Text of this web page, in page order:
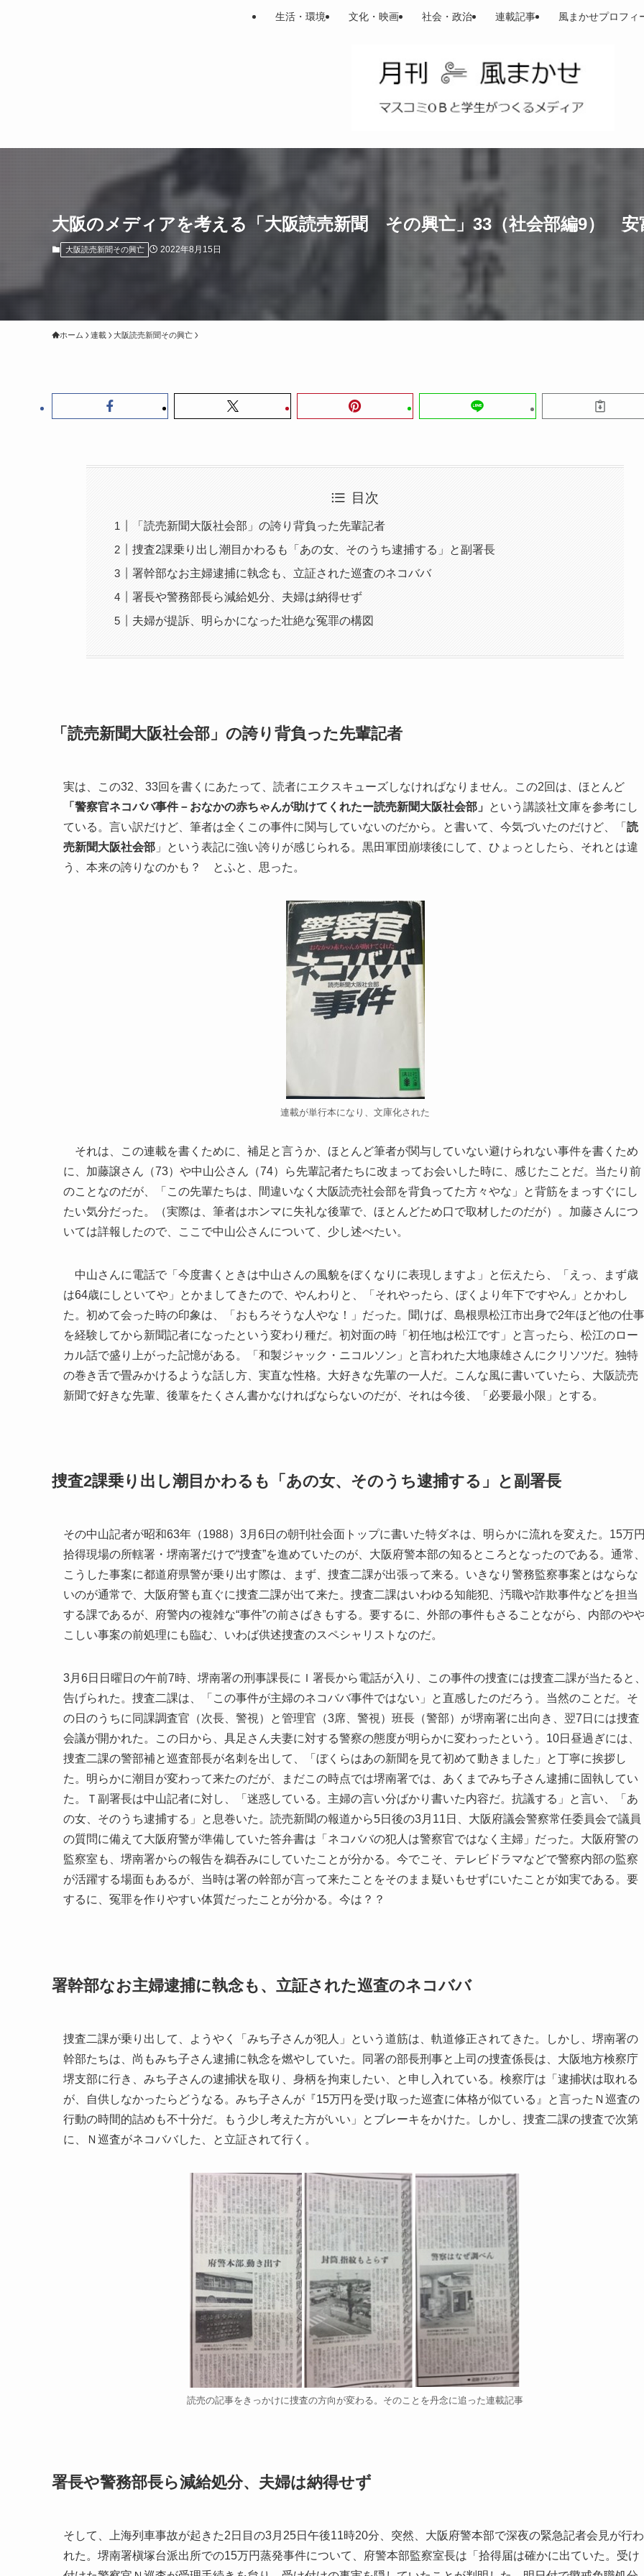
生活・環境 文化・映画 社会・政治 連載記事 風まかせプロフィ
大阪のメディアを考える「大阪読売新聞 その興亡」33（社会部編9） 安
大阪読売新聞その興亡 2022年8月15日
ホーム 連載 大阪読売新聞その興亡
目次
「読売新聞大阪社会部」の誇り背負った先輩記者
捜査2課乗り出し潮目かわるも「あの女、そのうち逮捕する」と副署長
署幹部なお主婦逮捕に執念も、立証された巡査のネコババ
署長や警務部長ら減給処分、夫婦は納得せず
夫婦が提訴、明らかになった壮絶な冤罪の構図
「読売新聞大阪社会部」の誇り背負った先輩記者
実は、この32、33回を書くにあたって、読者にエクスキューズしなければなりません。この2回は、ほとんど
「警察官ネコババ事件－おなかの赤ちゃんが助けてくれたー読売新聞大阪社会部」
という講談社文庫を参考にし
ている。言い訳だけど、筆者は全くこの事件に関与していないのだから。と書いて、今気づいたのだけど、「 読
売新聞大阪社会部 」という表記に強い誇りが感じられる。黒田軍団崩壊後にして、ひょっとしたら、それとは違
う、本来の誇りなのかも？ とふと、思った。
連載が単行本になり、文庫化された
それは、この連載を書くために、補足と言うか、ほとんど筆者が関与していない避けられない事件を書くため
に、加藤譲さん（73）や中山公さん（74）ら先輩記者たちに改まってお会いした時に、感じたことだ。当たり前
のことなのだが、「この先輩たちは、間違いなく大阪読売社会部を背負ってた方々やな」と背筋をまっすぐにし
たい気分だった。（実際は、筆者はホンマに失礼な後輩で、ほとんどため口で取材したのだが）。加藤さんにつ
いては詳報したので、ここで中山公さんについて、少し述べたい。
中山さんに電話で「今度書くときは中山さんの風貌をぼくなりに表現しますよ」と伝えたら、「えっ、まず歳
は64歳にしといてや」とかましてきたので、やんわりと、「それやったら、ぼくより年下ですやん」とかわし
た。初めて会った時の印象は、「おもろそうな人やな！」だった。聞けば、島根県松江市出身で2年ほど他の仕事
を経験してから新聞記者になったという変わり種だ。初対面の時「初任地は松江です」と言ったら、松江のロー
カル話で盛り上がった記憶がある。「和製ジャック・ニコルソン」と言われた大地康雄さんにクリソツだ。独特
の巻き舌で畳みかけるような話し方、実直な性格。大好きな先輩の一人だ。こんな風に書いていたら、大阪読売
新聞で好きな先輩、後輩をたくさん書かなければならないのだが、それは今後、「必要最小限」とする。
捜査2課乗り出し潮目かわるも「あの女、そのうち逮捕する」と副署長
その中山記者が昭和63年（1988）3月6日の朝刊社会面トップに書いた特ダネは、明らかに流れを変えた。15万
拾得現場の所轄署・堺南署だけで“捜査”を進めていたのが、大阪府警本部の知るところとなったのである。通常
こうした事案に都道府県警が乗り出す際は、まず、捜査二課が出張って来る。いきなり警務監察事案とはならな
いのが通常で、大阪府警も直ぐに捜査二課が出て来た。捜査二課はいわゆる知能犯、汚職や詐欺事件などを担当
する課であるが、府警内の複雑な“事件”の前さばきもする。要するに、外部の事件もさることながら、内部のや
こしい事案の前処理にも臨む、いわば供述捜査のスペシャリストなのだ。
3月6日日曜日の午前7時、堺南署の刑事課長にＩ署長から電話が入り、この事件の捜査には捜査二課が当たると
告げられた。捜査二課は、「この事件が主婦のネコババ事件ではない」と直感したのだろう。当然のことだ。そ
の日のうちに同課調査官（次長、警視）と管理官（3席、警視）班長（警部）が堺南署に出向き、翌7日には捜査
会議が開かれた。この日から、具足さん夫妻に対する警察の態度が明らかに変わったという。10日昼過ぎには、
捜査二課の警部補と巡査部長が名刺を出して、「ぼくらはあの新聞を見て初めて動きました」と丁寧に挨拶し
た。明らかに潮目が変わって来たのだが、まだこの時点では堺南署では、あくまでみち子さん逮捕に固執してい
た。Ｔ副署長は中山記者に対し、「迷惑している。主婦の言い分ばかり書いた内容だ。抗議する」と言い、「あ
の女、そのうち逮捕する」と息巻いた。読売新聞の報道から5日後の3月11日、大阪府議会警察常任委員会で議員
の質問に備えて大阪府警が準備していた答弁書は「ネコババの犯人は警察官ではなく主婦」だった。大阪府警の
監察室も、堺南署からの報告を鵜吞みにしていたことが分かる。今でこそ、テレビドラマなどで警察内部の監察
が活躍する場面もあるが、当時は署の幹部が言って来たことをそのまま疑いもせずにいたことが如実である。要
するに、冤罪を作りやすい体質だったことが分かる。今は？？
署幹部なお主婦逮捕に執念も、立証された巡査のネコババ
捜査二課が乗り出して、ようやく「みち子さんが犯人」という道筋は、軌道修正されてきた。しかし、堺南署の
幹部たちは、尚もみち子さん逮捕に執念を燃やしていた。同署の部長刑事と上司の捜査係長は、大阪地方検察庁
堺支部に行き、みち子さんの逮捕状を取り、身柄を拘束したい、と申し入れている。検察庁は「逮捕状は取れる
が、自供しなかったらどうなる。みち子さんが『15万円を受け取った巡査に体格が似ている』と言ったＮ巡査の
行動の時間的詰めも不十分だ。もう少し考えた方がいい」とブレーキをかけた。しかし、捜査二課の捜査で次第
に、Ｎ巡査がネコババした、と立証されて行く。
読売の記事をきっかけに捜査の方向が変わる。そのことを丹念に追った連載記事
署長や警務部長ら減給処分、夫婦は納得せず
そして、上海列車事故が起きた2日目の3月25日午後11時20分、突然、大阪府警本部で深夜の緊急記者会見が行わ
れた。堺南署槇塚台派出所での15万円蒸発事件について、府警本部監察室長は「拾得届は確かに出ていた。受け